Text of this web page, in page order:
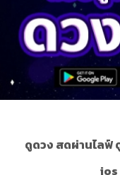
ดูดวง สดผ่านไลฟ์
ios